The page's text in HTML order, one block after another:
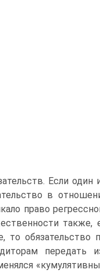
Если
в
право
также,
обязательство